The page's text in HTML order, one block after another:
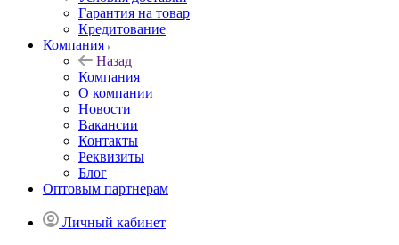
Гарантия на товар
Кредитование
Компания
Назад
Компания
О компании
Новости
Вакансии
Контакты
Реквизиты
Блог
Оптовым партнерам
Личный кабинет